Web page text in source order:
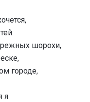
шорохи,
городе,
я